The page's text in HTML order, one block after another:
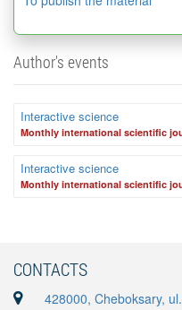
Author's events
Interactive science
Monthly international scientific
Interactive science
Monthly international scientific
CONTACTS
428000, Cheboksary,